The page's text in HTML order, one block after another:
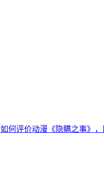
如何评价动漫《隐瞒之事》